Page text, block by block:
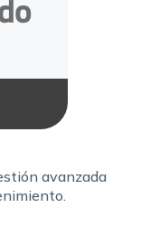
avanzada